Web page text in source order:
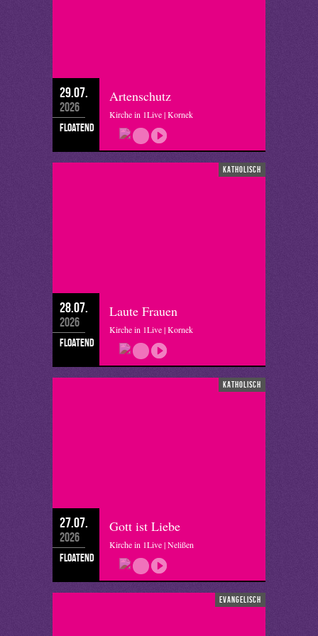
29.07.
2026
floatend
Artenschutz
Kirche in 1Live | Kornek
katholisch
28.07.
2026
floatend
Laute Frauen
Kirche in 1Live | Kornek
katholisch
27.07.
2026
floatend
Gott ist Liebe
Kirche in 1Live | Nelißen
evangelisch